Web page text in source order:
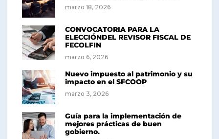
marzo 18, 2026
CONVOCATORIA PARA LA
ELECCIÓNDEL REVISOR FISCAL DE
FECOLFIN
marzo 6, 2026
Nuevo impuesto al patrimonio y su
impacto en el SFCOOP
marzo 3, 2026
Guía para la implementación de
mejores prácticas de buen
gobierno.